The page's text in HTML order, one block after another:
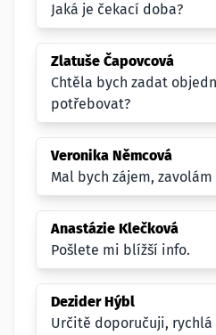
Jaká je čekací doba?
Zlatuše Čapovcová
Chtěla bych zadat
potřebovat?
Veronika Němcová
Mal bych zájem, zavolám
Anastázie Klečková
Pošlete mi blížší info.
Dezider Hýbl
Určitě doporučuji, rychlá